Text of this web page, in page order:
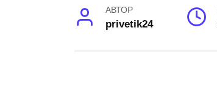
АВТОР
privetik24